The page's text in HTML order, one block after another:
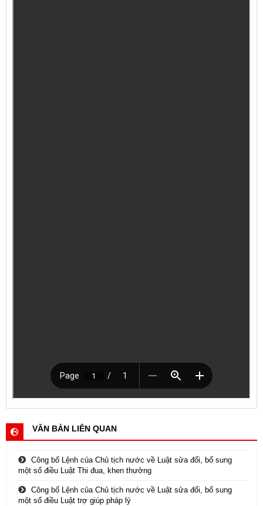
VĂN BẢN LIÊN QUAN
Công bố Lệnh của Chủ tịch nước về Luật sửa đổi, bổ sung
một số điều Luật Thi đua, khen thưởng
Công bố Lệnh của Chủ tịch nước về Luật sửa đổi, bổ sung
một số điều Luật trợ giúp pháp lý